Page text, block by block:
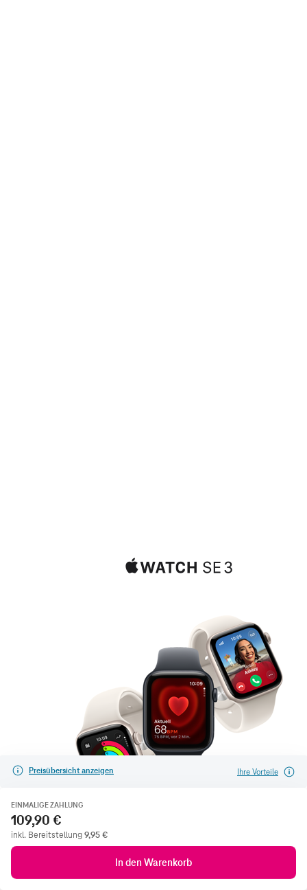
Preisübersicht anzeigen Ihre Vorteile
EINMALIGE ZAHLUNG
109,90 €
inkl. Bereitstellung9,95€
In den Warenkorb